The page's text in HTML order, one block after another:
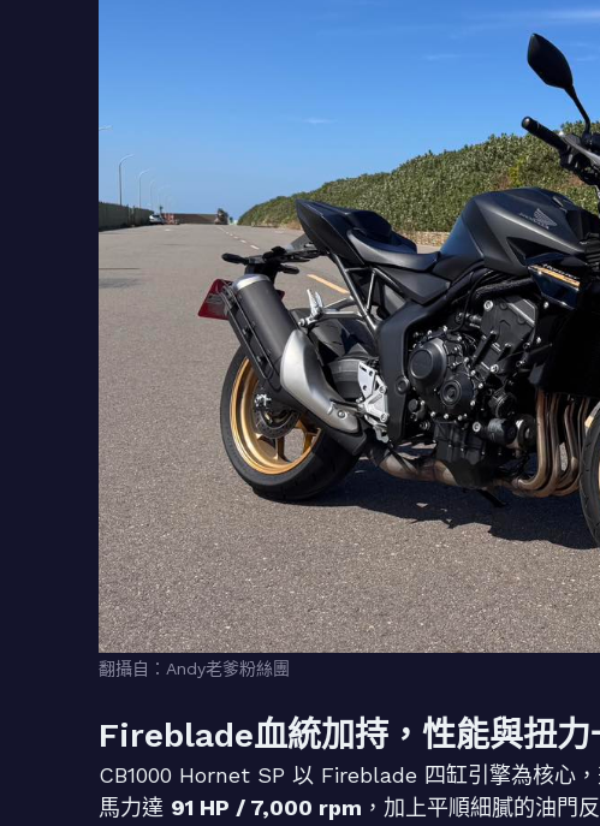
翻攝自：Andy老爹粉絲團
Fireblade血統加持，性能與扭力
CB1000 Hornet SP 以 Fireblade 四缸引擎為核心
馬力達 91 HP / 7,000 rpm ，加上平順細膩的油門